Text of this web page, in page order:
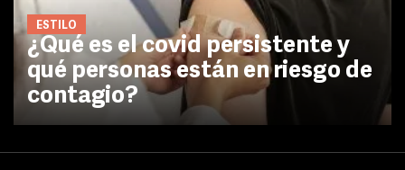
ESTILO
¿Qué es el covid persistente y
qué personas están en riesgo de
contagio?